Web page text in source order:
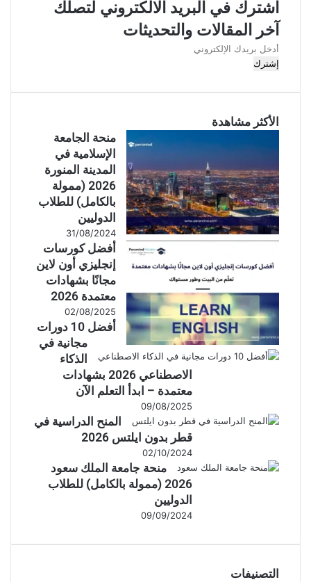
اشترك في البريد الالكتروني لتصلك
آخر المقالات والتحديثات
أدخل
بريدك
الأكثر مشاهدة
منحة الجامعة
الإسلامية في
المدينة المنورة
2026 (ممولة
بالكامل) للطلاب
الدوليين
31/08/2024
أفضل كورسات
إنجليزي أون لاين
مجانًا بشهادات
معتمدة 2026
02/08/2025
أفضل 10 دورات
مجانية في
الذكاء
الاصطناعي 2026 بشهادات
معتمدة – ابدأ التعلم الآن
09/08/2025
المنح الدراسية في
قطر بدون ايلتس 2026
02/10/2024
منحة جامعة الملك سعود
2026 (ممولة بالكامل) للطلاب
الدوليين
09/09/2024
التصنيفات